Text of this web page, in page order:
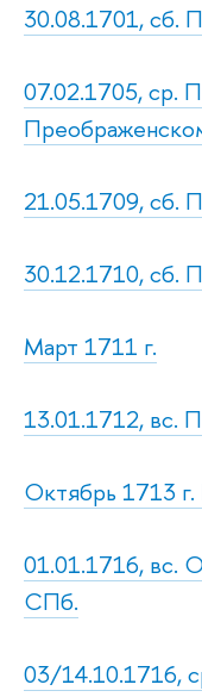
30.08.1701, сб.
07.02.1705, ср.
21.05.1709, сб.
30.12.1710, сб.
Март 1711 г.
13.01.1712, вс.
Октябрь 1713
01.01.1716, вс.
СПб.
03/14.10.1716,